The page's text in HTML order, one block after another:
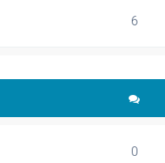
6
0